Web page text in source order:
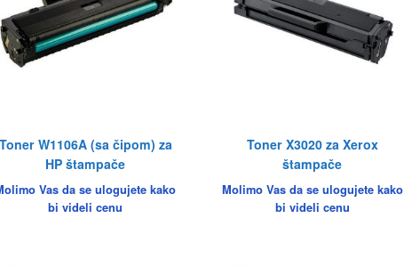
W1106A (sa čipom) za
HP štampače
Vas da se ulogujete kako
bi videli cenu
Toner X3020 za Xerox
štampače
Molimo Vas da se ulogujete kako
bi videli cenu